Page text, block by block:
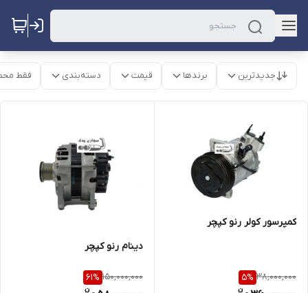
جدیدترین برندها قیمت دسته‌بندی فقط
کمپرسور کولر رنو کپچر
38,000,000
5%
دینام رنو کپچر
150,000,000
61%